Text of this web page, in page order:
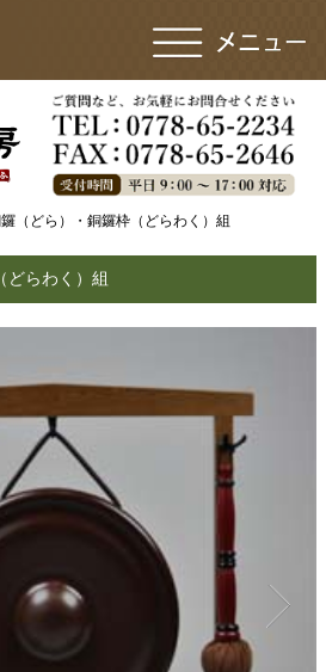
（どら）・銅鑼枠（どらわく）組
どらわく）組